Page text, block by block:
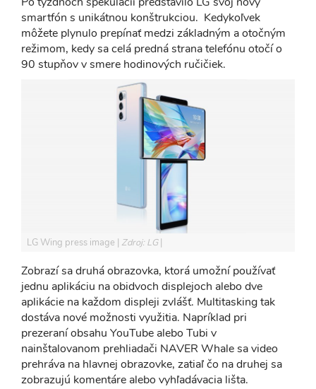
smartfón s unikátnou konštrukciou. Kedykoľvek
môžete plynulo prepínať medzi základným a otočným
režimom, kedy sa celá predná strana telefónu otočí o
90 stupňov v smere hodinových ručičiek.
LG Wing press image Zdroj: LG
Zobrazí sa druhá obrazovka, ktorá umožní používať
jednu aplikáciu na obidvoch displejoch alebo dve
aplikácie na každom displeji zvlášť. Multitasking tak
dostáva nové možnosti využitia. Napríklad pri
prezeraní obsahu YouTube alebo Tubi v
nainštalovanom prehliadači NAVER Whale sa video
prehráva na hlavnej obrazovke, zatiaľ čo na druhej sa
zobrazujú komentáre alebo vyhľadávacia lišta.